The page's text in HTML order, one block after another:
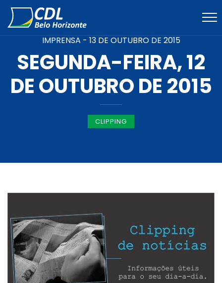
IMPRENSA - 13 DE OUTUBRO DE 2015
SEGUNDA-FEIRA, 12
DE OUTUBRO DE 2015
CLIPPING